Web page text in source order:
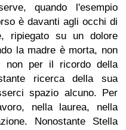
quando l'esempio
è davanti agli occhi di
ripiegato su un dolore
la madre è morta, non
non per il ricordo della
ricerca della sua
spazio alcuno. Per
nella laurea, nella
Nonostante Stella